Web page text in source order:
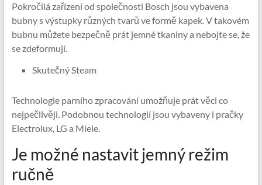
Pokročilá zařízení od společnosti Bosch jsou vybavena
bubny s výstupky různých tvarů ve formě kapek. V takovém
bubnu můžete bezpečně prát jemné tkaniny a nebojte se, že
se zdeformují.
Skutečný Steam
Technologie parního zpracování umožňuje prát věci co
nejpečlivěji. Podobnou technologií jsou vybaveny i pračky
Electrolux, LG a Miele.
Je možné nastavit jemný režim
ručně